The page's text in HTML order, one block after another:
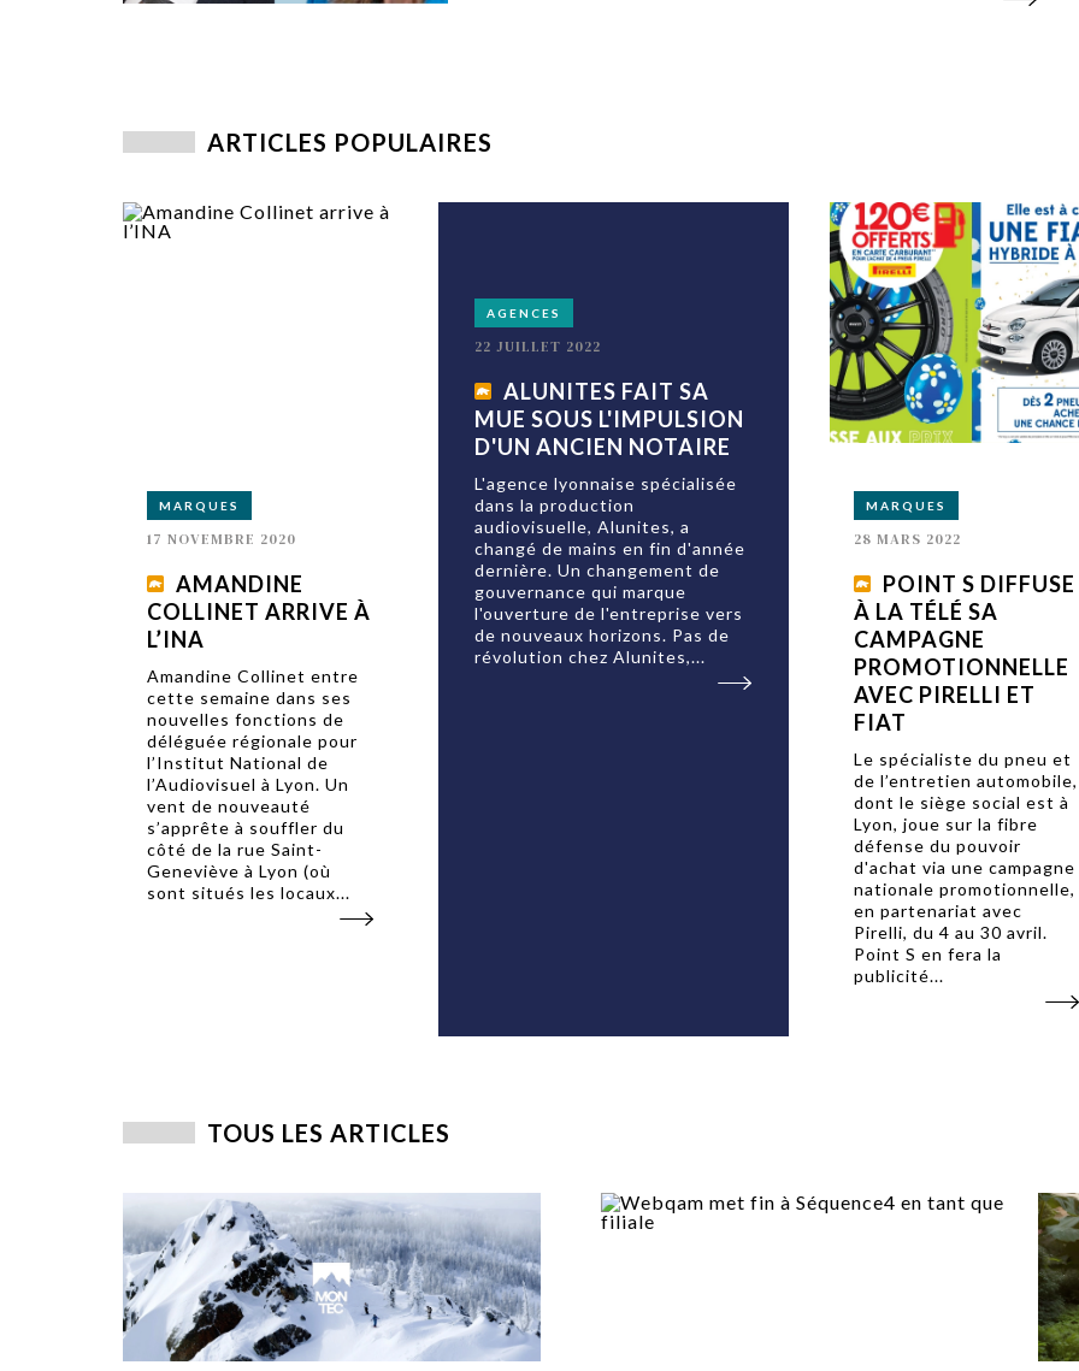
ARTICLES POPULAIRES
MARQUES
17 NOVEMBRE 2020
AMANDINE
COLLINET ARRIVE À
L’INA
Amandine Collinet entre
cette semaine dans ses
nouvelles fonctions de
déléguée régionale pour
l’Institut National de
l’Audiovisuel à Lyon. Un
vent de nouveauté
s’apprête à souffler du
côté de la rue Saint-
Geneviève à Lyon (où
sont situés les locaux...
AGENCES
22 JUILLET 2022
ALUNITES FAIT SA
MUE SOUS L'IMPULSION
D'UN ANCIEN NOTAIRE
L'agence lyonnaise spécialisée
dans la production
audiovisuelle, Alunites, a
changé de mains en fin d'année
dernière. Un changement de
gouvernance qui marque
l'ouverture de l'entreprise vers
de nouveaux horizons. Pas de
révolution chez Alunites,...
MARQUES
28 MARS 2022
POINT S DIFFUSE
À LA TÉLÉ SA
CAMPAGNE
PROMOTIONNELLE
AVEC PIRELLI ET
FIAT
Le spécialiste du pneu et
de l’entretien automobile,
dont le siège social est à
Lyon, joue sur la fibre
défense du pouvoir
d'achat via une campagne
nationale promotionnelle,
en partenariat avec
Pirelli, du 4 au 30 avril.
Point S en fera la
publicité...
TOUS LES ARTICLES